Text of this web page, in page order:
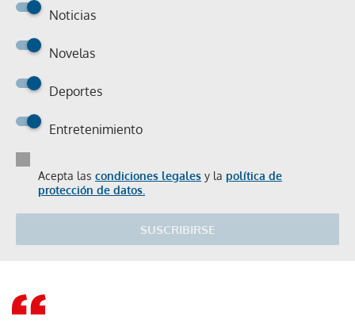
Noticias
Novelas
Deportes
Entretenimiento
Acepta las condiciones legales y la política de
protección de datos.
SUSCRIBIRSE